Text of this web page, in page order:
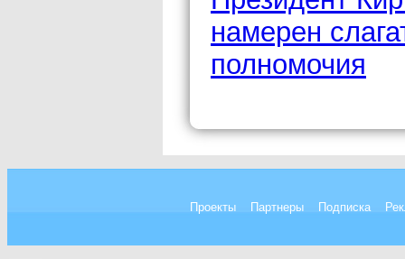
намерен
полномочия
Проекты Партнеры Подписка